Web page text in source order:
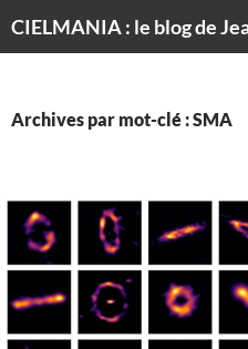
Archives par mot-clé : SMA